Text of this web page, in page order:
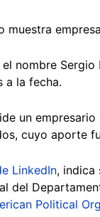
muestra
nombre
a la fecha.
un
cuyo aporte
LinkedIn, indica
del
Political